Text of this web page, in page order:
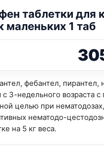
таблетки для
маленьких 1 таб
фебантел, пирантел,
с 3-недельного возраста
целью при
нематодо-
на 5 кг веса.